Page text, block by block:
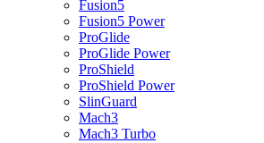
Fusion5
Fusion5 Power
ProGlide
ProGlide Power
ProShield
ProShield Power
SlinGuard
Mach3
Mach3 Turbo